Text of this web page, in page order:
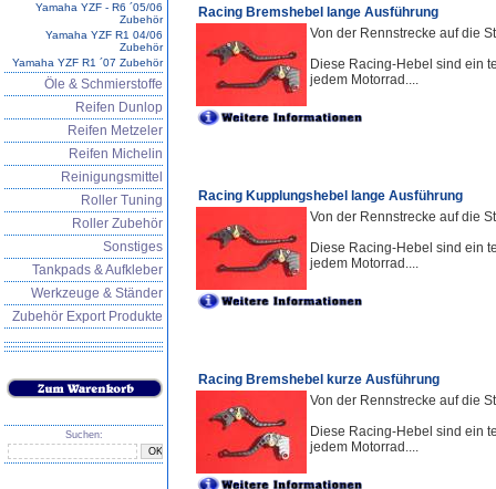
Yamaha YZF - R6 ´05/06
Zubehör
Yamaha YZF R1 04/06
Zubehör
Yamaha YZF R1 ´07 Zubehör
Öle & Schmierstoffe
Reifen Dunlop
Reifen Metzeler
Reifen Michelin
Reinigungsmittel
Roller Tuning
Roller Zubehör
Sonstiges
Tankpads & Aufkleber
Werkzeuge & Ständer
Zubehör Export Produkte
Suchen:
Racing Bremshebel lange Ausführung
Von der Rennstrecke auf die
Diese Racing-Hebel sind ein
jedem Motorrad....
Racing Kupplungshebel lange Ausführung
Von der Rennstrecke auf die
Diese Racing-Hebel sind ein
jedem Motorrad....
Racing Bremshebel kurze Ausführung
Von der Rennstrecke auf die
Diese Racing-Hebel sind ein
jedem Motorrad....